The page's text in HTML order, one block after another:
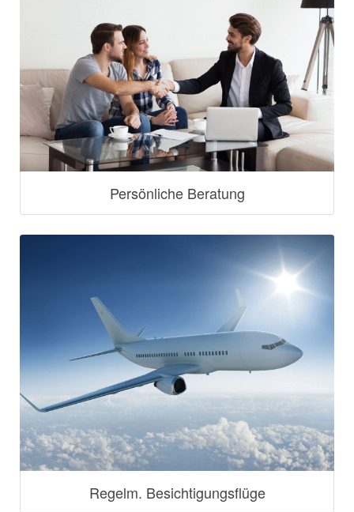
Persönliche Beratung
Regelm. Besichtigungsflüge